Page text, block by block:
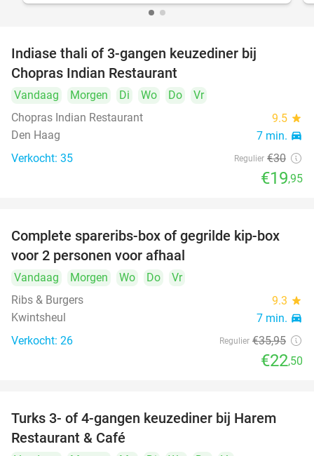
Indiase thali of 3-gangen keuzediner bij
Chopras Indian Restaurant
Vandaag Morgen Di Wo Do
Vr
Chopras Indian Restaurant
9.5 star
Den Haag 7 min. directions_car
Verkocht: 35 Regulier €30
€19,95
37%
Complete spareribs-box of gegrilde kip-box
voor 2 personen voor afhaal
Vandaag Morgen Wo Do
Vr
Ribs & Burgers
9.3 star
Kwintsheul 7 min. directions_car
Verkocht: 26 Regulier €35,95
€22,50
45%
Turks 3- of 4-gangen keuzediner bij Harem
Restaurant & Café